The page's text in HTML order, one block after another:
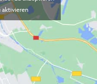
aktivieren